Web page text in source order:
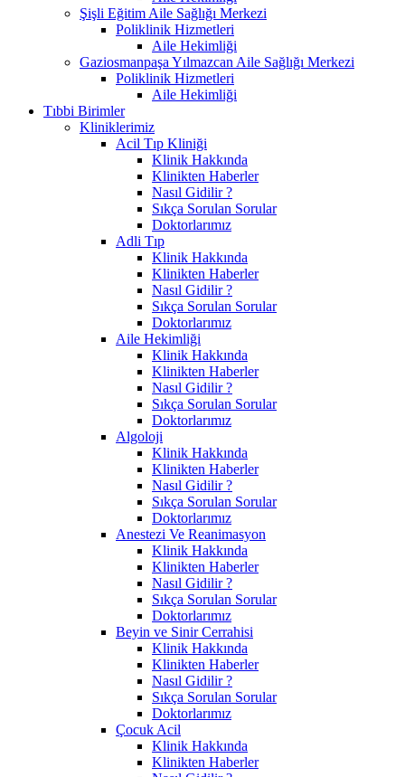
Şişli Eğitim Aile Sağlığı Merkezi
Poliklinik Hizmetleri
Aile Hekimliği
Gaziosmanpaşa Yılmazcan Aile Sağlığı Merkezi
Poliklinik Hizmetleri
Aile Hekimliği
Tıbbi Birimler
Kliniklerimiz
Acil Tıp Kliniği
Klinik Hakkında
Klinikten Haberler
Nasıl Gidilir ?
Sıkça Sorulan Sorular
Doktorlarımız
Adli Tıp
Klinik Hakkında
Klinikten Haberler
Nasıl Gidilir ?
Sıkça Sorulan Sorular
Doktorlarımız
Aile Hekimliği
Klinik Hakkında
Klinikten Haberler
Nasıl Gidilir ?
Sıkça Sorulan Sorular
Doktorlarımız
Algoloji
Klinik Hakkında
Klinikten Haberler
Nasıl Gidilir ?
Sıkça Sorulan Sorular
Doktorlarımız
Anestezi Ve Reanimasyon
Klinik Hakkında
Klinikten Haberler
Nasıl Gidilir ?
Sıkça Sorulan Sorular
Doktorlarımız
Beyin ve Sinir Cerrahisi
Klinik Hakkında
Klinikten Haberler
Nasıl Gidilir ?
Sıkça Sorulan Sorular
Doktorlarımız
Çocuk Acil
Klinik Hakkında
Klinikten Haberler